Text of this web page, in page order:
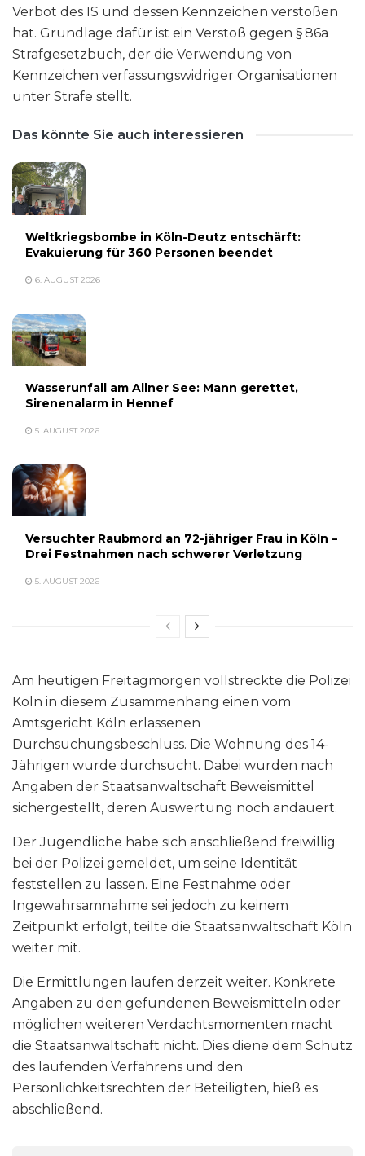
Verbot des IS und dessen Kennzeichen verstoßen
hat. Grundlage dafür ist ein Verstoß gegen § 86a
Strafgesetzbuch, der die Verwendung von
Kennzeichen verfassungswidriger Organisationen
unter Strafe stellt.
Das könnte Sie auch interessieren
Weltkriegsbombe in Köln-Deutz entschärft:
Evakuierung für 360 Personen beendet
6. AUGUST 2026
Wasserunfall am Allner See: Mann gerettet,
Sirenenalarm in Hennef
5. AUGUST 2026
Versuchter Raubmord an 72-jähriger Frau in Köln –
Drei Festnahmen nach schwerer Verletzung
5. AUGUST 2026
Am heutigen Freitagmorgen vollstreckte die Polizei
Köln in diesem Zusammenhang einen vom
Amtsgericht Köln erlassenen
Durchsuchungsbeschluss. Die Wohnung des 14-
Jährigen wurde durchsucht. Dabei wurden nach
Angaben der Staatsanwaltschaft Beweismittel
sichergestellt, deren Auswertung noch andauert.
Der Jugendliche habe sich anschließend freiwillig
bei der Polizei gemeldet, um seine Identität
feststellen zu lassen. Eine Festnahme oder
Ingewahrsamnahme sei jedoch zu keinem
Zeitpunkt erfolgt, teilte die Staatsanwaltschaft Köln
weiter mit.
Die Ermittlungen laufen derzeit weiter. Konkrete
Angaben zu den gefundenen Beweismitteln oder
möglichen weiteren Verdachtsmomenten macht
die Staatsanwaltschaft nicht. Dies diene dem Schutz
des laufenden Verfahrens und den
Persönlichkeitsrechten der Beteiligten, hieß es
abschließend.